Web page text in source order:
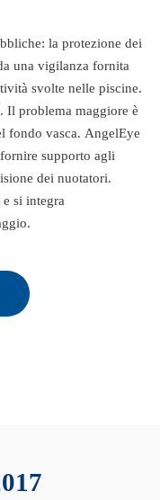
la protezione dei
una vigilanza fornita
svolte nelle piscine.
Il problema maggiore è
fondo vasca. AngelEye
supporto agli
dei nuotatori.
si integra